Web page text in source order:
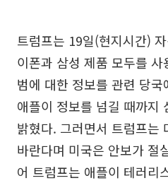
트럼프는 19일(현지시간)
이폰과 삼성 제품 모두를
범에 대한 정보를 관련 당
애플이 정보를 넘길 때까지
밝혔다. 그러면서 트럼프는
바란다며 미국은 안보가 절
어 트럼프는 애플이 테러리